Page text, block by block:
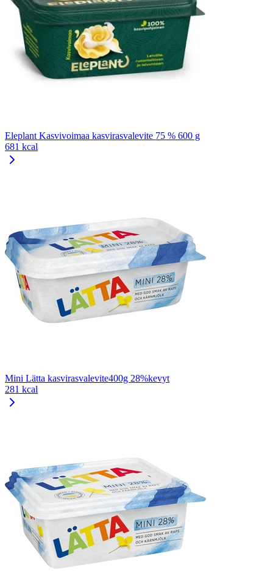
Eleplant Kasvivoimaa kasvirasvalevite 75 % 600 g
681 kcal
Mini Lätta kasvirasvalevite400g 28%kevyt
281 kcal